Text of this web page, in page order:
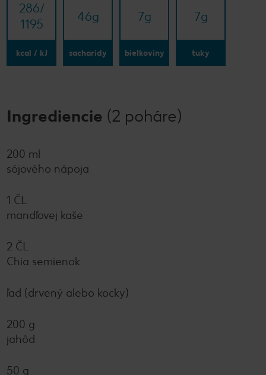
286/​
1195
kcal / kJ
46g
sacharidy
7g
bielkoviny
7g
tuky
Ingrediencie (2 poháre)
200 ml
sójového nápoja
1 ČL
mandľovej kaše
2 ČL
Chia semienok
ľad (drvený alebo kocky)
200 g
jahôd
50 g